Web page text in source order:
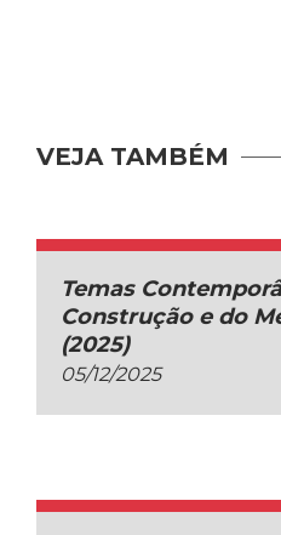
VEJA TAMBÉM
Temas
Construção e do
(2025)
05/12/2025